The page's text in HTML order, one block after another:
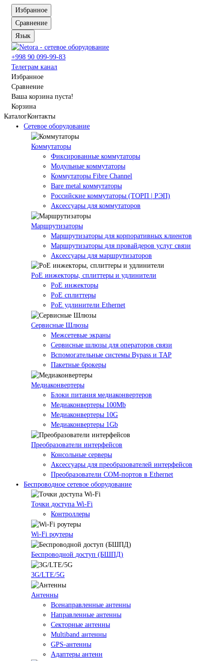
Избранное
Сравнение
Язык
+998 90 099-99-83
Телеграм канал
Избранное
Сравнение
Ваша корзина пуста!
Корзина
КаталогКонтакты
Сетевое оборудование
Коммутаторы
Фиксированные коммутаторы
Модульные коммутаторы
Коммутаторы Fibre Channel
Bare metal коммутаторы
Российские коммутаторы (ТОРП | РЭП)
Аксессуары для коммутаторов
Маршрутизаторы
Маршрутизаторы для корпоративных клиентов
Маршрутизаторы для провайдеров услуг связи
Аксессуары для маршрутизаторов
PoE инжекторы, сплиттеры и удлинители
PoE инжекторы
PoE сплиттеры
PoE удлинители Ethernet
Сервисные Шлюзы
Межсетевые экраны
Сервисные шлюзы для операторов связи
Вспомогательные системы Bypass и TAP
Пакетные брокеры
Медиаконвертеры
Блоки питания медиаконвертеров
Медиаконвертеры 100Mb
Медиаконвертеры 10G
Медиаконвертеры 1Gb
Преобразователи интерфейсов
Консольные серверы
Аксессуары для преобразователей интерфейсов
Преобразователи COM-портов в Ethernet
Беспроводное сетевое оборудование
Точки доступа Wi-Fi
Контроллеры
Wi-Fi роутеры
Беспроводной доступ (БШПД)
3G/LTE/5G
Антенны
Всенаправленные антенны
Направленные антенны
Секторные антенны
Multiband антенны
GPS-антенны
Адаптеры антенн